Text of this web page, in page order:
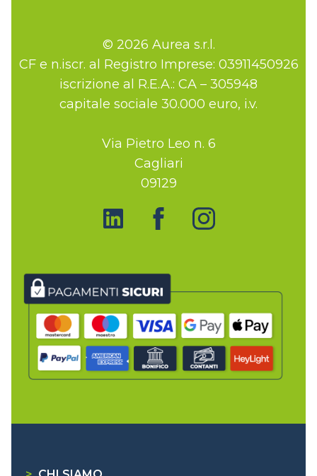
© 2026 Aurea s.r.l.
CF e n.iscr. al Registro Imprese: 03911450926
iscrizione al R.E.A.: CA – 305948
capitale sociale 30.000 euro, i.v.
Via Pietro Leo n. 6
Cagliari
09129